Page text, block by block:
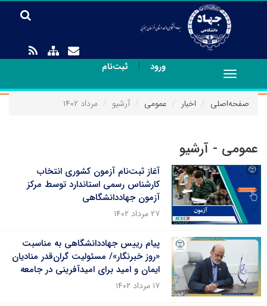
ورود | ثبت‌نام
Toggle
navigation
صفحه‌اصلی
اخبار عمومی آرشیو مرداد ۱۴۰۲
عمومی - آرشیو
آغاز ثبت‌نام آزمون کشوری انتخاب
کارشناس رسمی استاندارد توسط مرکز
آزمون جهاددانشگاهی
۲۷ مرداد ۱۴۰۲
پیام رییس جهاددانشگاهی به مناسبت
«روز خبرنگار»/ مسئولیت گران‌قدر منادیان
ایمان و امید برای امیدآفرینی در جامعه
۱۷ مرداد ۱۴۰۲